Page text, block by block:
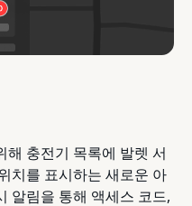
해 충전기 목록에 발렛 서
치를 표시하는 새로운 아
알림을 통해 액세스 코드,